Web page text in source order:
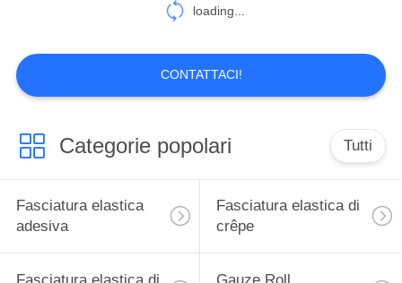
arrotolato
Corredo di pratica
della sutura
6
loading...
CONTATTACI!
Categorie popolari Tutti
Fasciatura elastica
adesiva
Fasciatura elastica di
crêpe